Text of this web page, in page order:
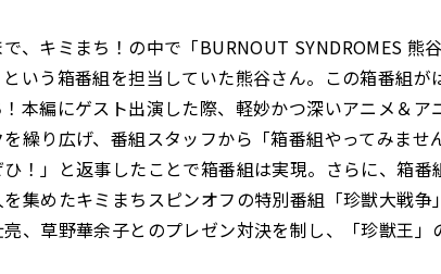
、キミまち！の中で「BURNOUT SYNDROMES 熊
いう箱番組を担当していた熊谷さん。この箱番組が
本編にゲスト出演した際、軽妙かつ深いアニメ＆ア
繰り広げ、番組スタッフから「箱番組やってみませ
！」と返事したことで箱番組は実現。さらに、箱番
集めたキミまちスピンオフの特別番組「珍獣大戦争
、草野華余子とのプレゼン対決を制し、「珍獣王」